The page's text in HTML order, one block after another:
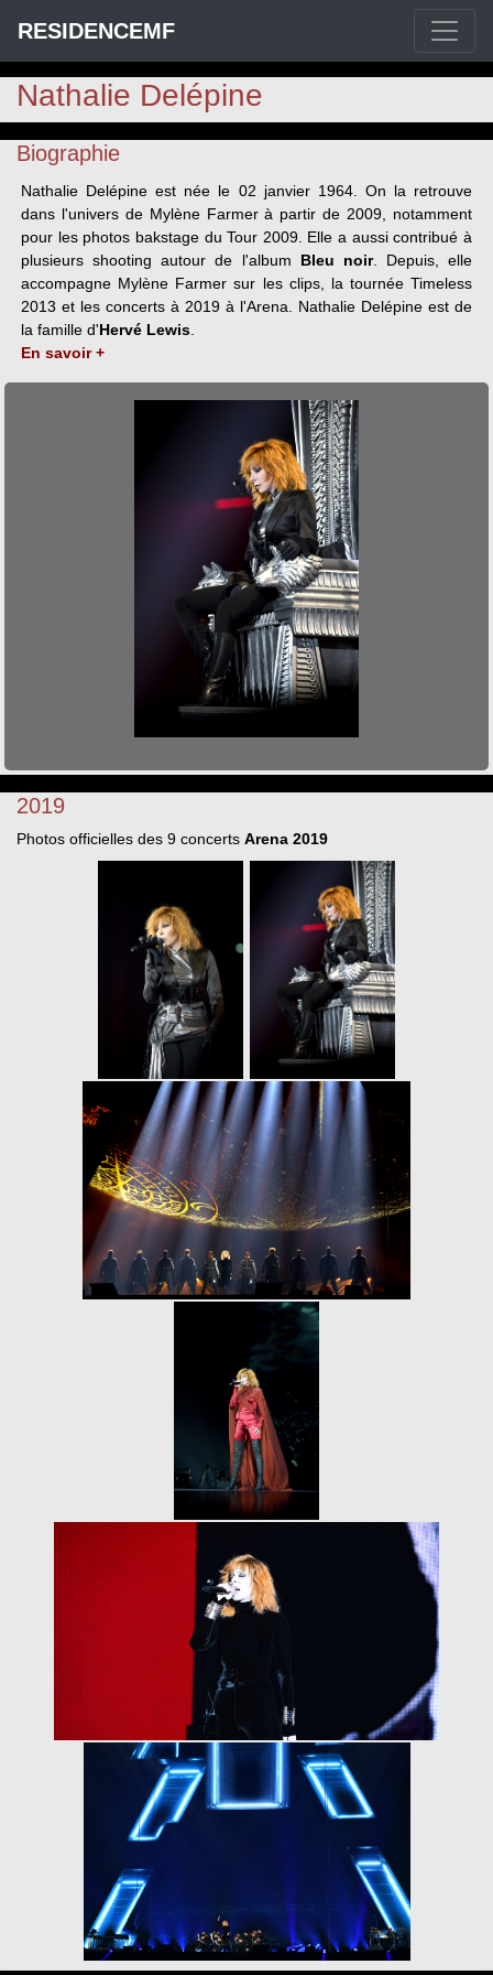
RESIDENCEMF
Nathalie Delépine
Biographie
Nathalie Delépine est née le 02 janvier 1964. On la retrouve
dans l'univers de Mylène Farmer à partir de 2009, notamment
pour les photos bakstage du Tour 2009. Elle a aussi contribué à
plusieurs shooting autour de l'album Bleu noir. Depuis, elle
accompagne Mylène Farmer sur les clips, la tournée Timeless
2013 et les concerts à 2019 à l'Arena. Nathalie Delépine est de
la famille d'Hervé Lewis
En savoir +
2019
Photos officielles des 9 concerts Arena 2019